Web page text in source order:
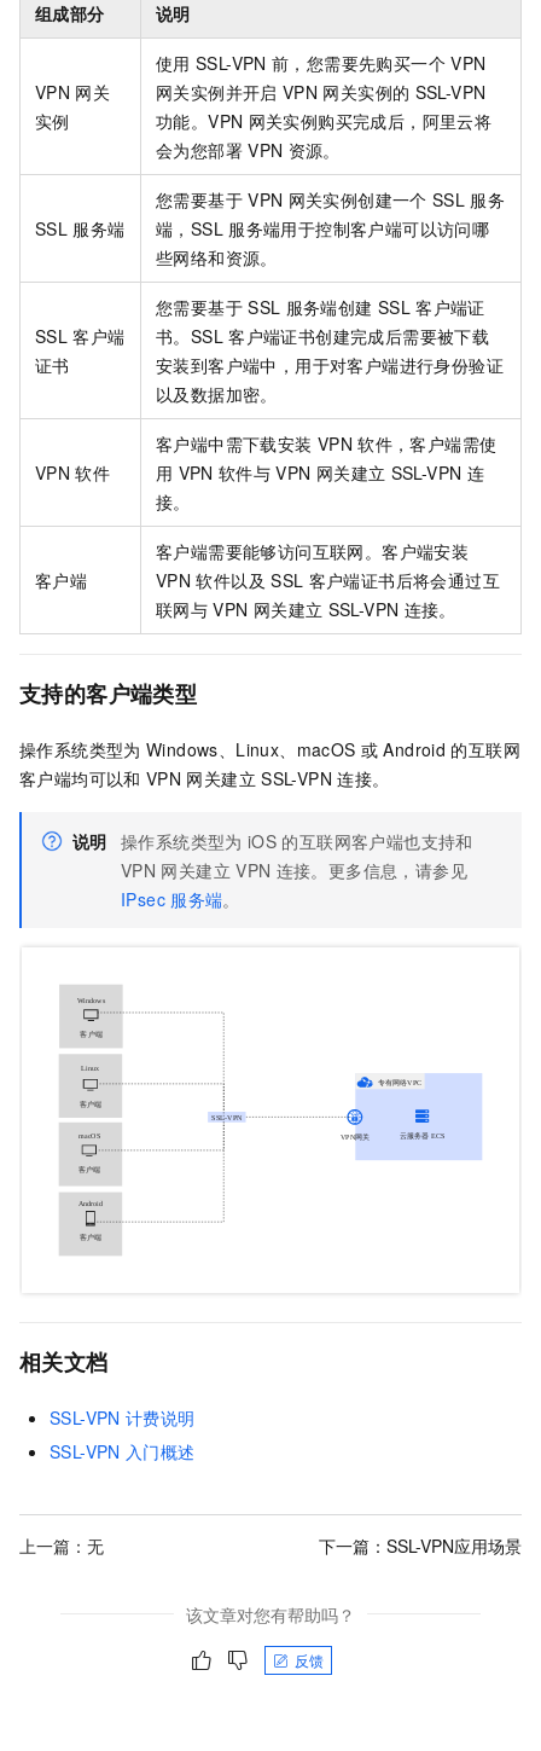
组成部分 说明
VPN 网关
实例
使用 SSL-VPN 前，您需要先购买一个 VPN
网关实例并开启 VPN 网关实例的 SSL-VPN
功能。VPN 网关实例购买完成后，阿里云将
会为您部署 VPN 资源。
SSL 服务端
您需要基于 VPN 网关实例创建一个 SSL 服务
端，SSL 服务端用于控制客户端可以访问哪
些网络和资源。
SSL 客户端
证书
您需要基于 SSL 服务端创建 SSL 客户端证
书。SSL 客户端证书创建完成后需要被下载
安装到客户端中，用于对客户端进行身份验证
以及数据加密。
VPN 软件
客户端中需下载安装 VPN 软件，客户端需使
用 VPN 软件与 VPN 网关建立 SSL-VPN 连
接。
客户端
客户端需要能够访问互联网。客户端安装
VPN 软件以及 SSL 客户端证书后将会通过互
联网与 VPN 网关建立 SSL-VPN 连接。
支持的客户端类型
操作系统类型为 Windows、Linux、macOS 或 Android 的互联网
客户端均可以和 VPN 网关建立 SSL-VPN 连接。
说明 操作系统类型为 iOS 的互联网客户端也支持和
VPN 网关建立 VPN 连接。更多信息，请参见
IPsec 服务端。
相关文档
SSL-VPN 计费说明
SSL-VPN 入门概述
上一篇：无 下一篇： SSL-VPN应用场景
该文章对您有帮助吗？
反馈